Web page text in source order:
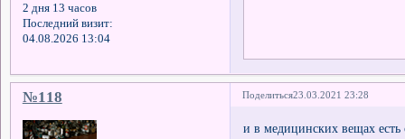
2 дня 13 часов
Последний визит:
04.08.2026 13:04
Поделиться23.03.2021 23:28
№118
и в медицинских вещах есть